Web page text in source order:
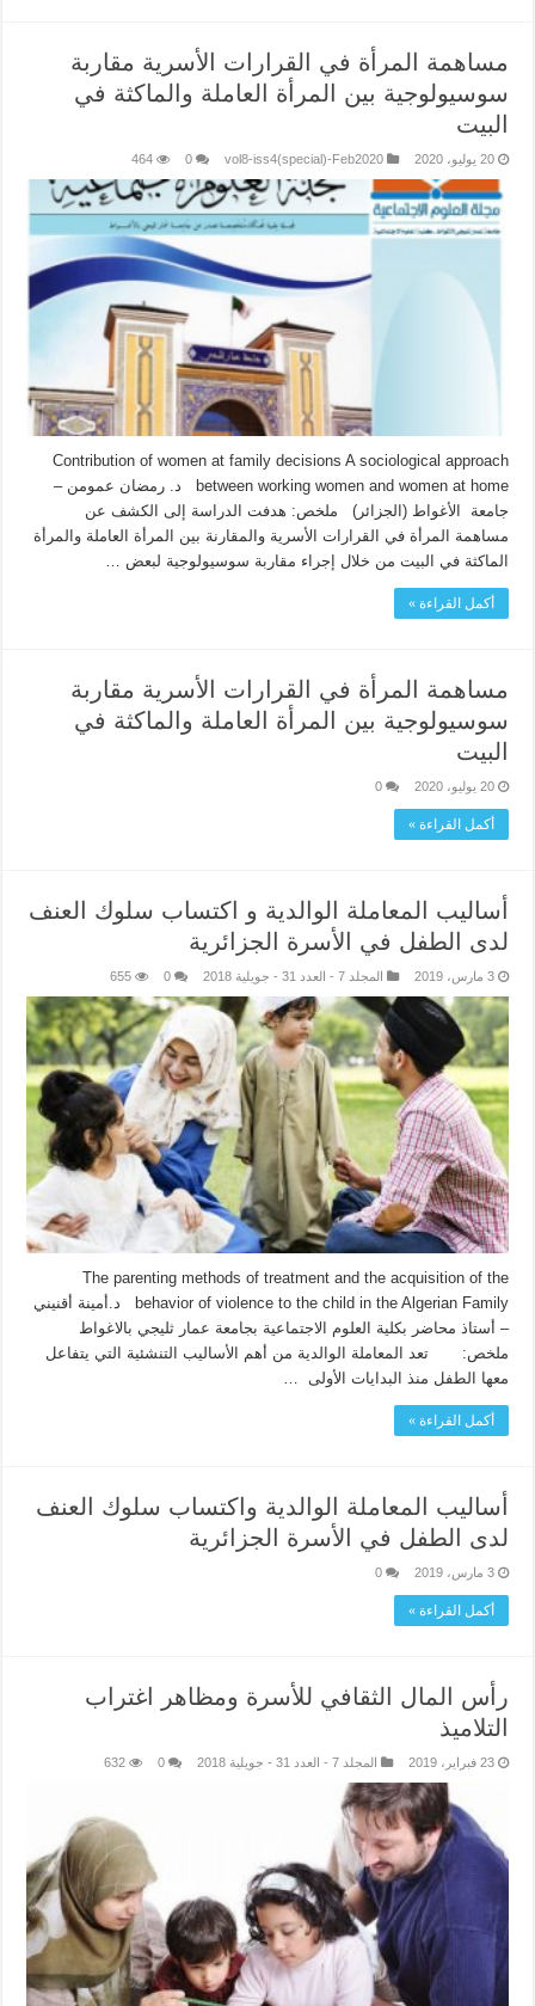
مساهمة المرأة في القرارات الأسرية مقاربة
سوسيولوجية بين المرأة العاملة والماكثة في
البيت
20 يوليو، 2020 vol8-iss4(special)-Feb2020
0
464
Contribution of women at family decisions A sociological approach
between working women and women at home د. رمضان عمومن –
جامعة الأغواط (الجزائر) ملخص: هدفت الدراسة إلى الكشف عن
مساهمة المرأة في القرارات الأسرية والمقارنة بين المرأة العاملة والمرأة
الماكثة في البيت من خلال إجراء مقاربة سوسيولوجية لبعض …
أكمل القراءة »
مساهمة المرأة في القرارات الأسرية مقاربة
سوسيولوجية بين المرأة العاملة والماكثة في
البيت
20 يوليو، 2020 0
أكمل القراءة »
أساليب المعاملة الوالدية و اكتساب سلوك العنف
لدى الطفل في الأسرة الجزائرية
3 مارس، 2019 المجلد 7 - العدد 31 - جويلية 2018 0
655
The parenting methods of treatment and the acquisition of the
behavior of violence to the child in the Algerian Family د.أمينة أقنيني
– أستاذ محاضر بكلية العلوم الاجتماعية بجامعة عمار ثليجي بالاغواط
ملخص: تعد المعاملة الوالدية من أهم الأساليب التنشئية التي يتفاعل
معها الطفل منذ البدايات الأولى …
أكمل القراءة »
أساليب المعاملة الوالدية واكتساب سلوك العنف
لدى الطفل في الأسرة الجزائرية
3 مارس، 2019 0
أكمل القراءة »
رأس المال الثقافي للأسرة ومظاهر اغتراب
التلاميذ
23 فبراير، 2019 المجلد 7 - العدد 31 - جويلية 2018 0
632